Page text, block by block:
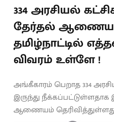
334 அரசியல்
தேர்தல் ஆணையம்
தமிழ்நாட்டில்
விவரம் உள்ளே !
அங்கீகாரம் பெறாத 334
இருந்து நீக்கப்பட்டுள்ளதாக
ஆணையம்